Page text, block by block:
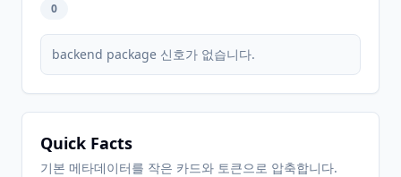
0
backend package 신호가 없습니다.
Quick Facts
기본 메타데이터를 작은 카드와 토큰으로 압축합니다.